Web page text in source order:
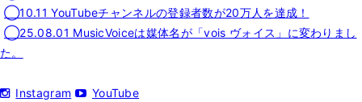
◯10.11 YouTubeチャンネルの登録者数が20万人を達成！
◯25.08.01 MusicVoiceは媒体名が「vois ヴォイス」に変わりまし
た。
Instagram YouTube